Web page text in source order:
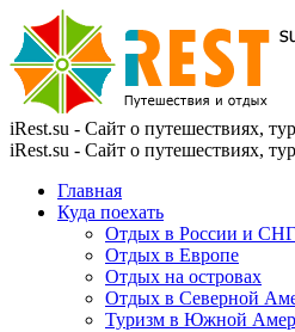
iRest.su - Сайт о путешествиях,
iRest.su - Сайт о путешествиях,
Главная
Куда поехать
Отдых в России и СНГ
Отдых в Европе
Отдых на островах
Отдых в Северной
Туризм в Южной